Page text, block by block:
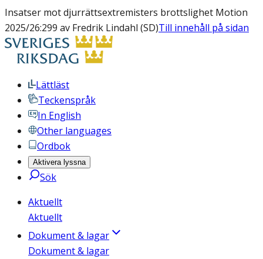
Insatser mot djurrättsextremisters brottslighet Motion
2025/26:299 av Fredrik Lindahl (SD)Till innehåll på sidan
Lättläst
Teckenspråk
In English
Other languages
Ordbok
Aktivera lyssna
Sök
Aktuellt
Aktuellt
Dokument & lagar
Dokument & lagar